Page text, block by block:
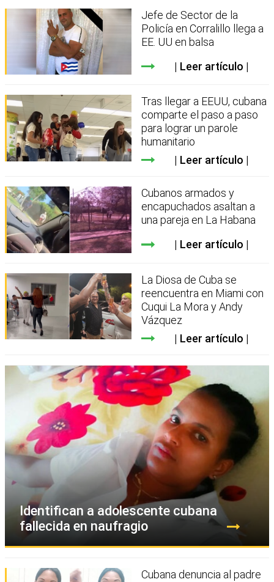
Jefe de Sector de la
Policía en Corralillo llega a
EE. UU en balsa
Leer artículo
Tras llegar a EEUU, cubana
comparte el paso a paso
para lograr un parole
humanitario
Leer artículo
Cubanos armados y
encapuchados asaltan a
una pareja en La Habana
Leer artículo
La Diosa de Cuba se
reencuentra en Miami con
Cuqui La Mora y Andy
Vázquez
Leer artículo
Identifican a adolescente cubana
fallecida en naufragio
Cubana denuncia al padre